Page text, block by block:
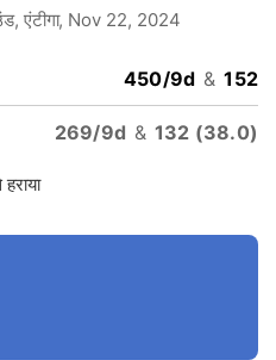
एंटीगा, Nov 22, 2024
450/9d & 152
269/9d & 132 (38.0)